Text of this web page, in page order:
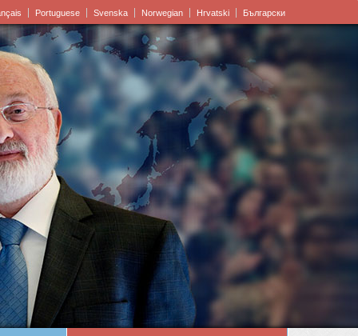
Portuguese Svenska Norwegian Hrvatski Български